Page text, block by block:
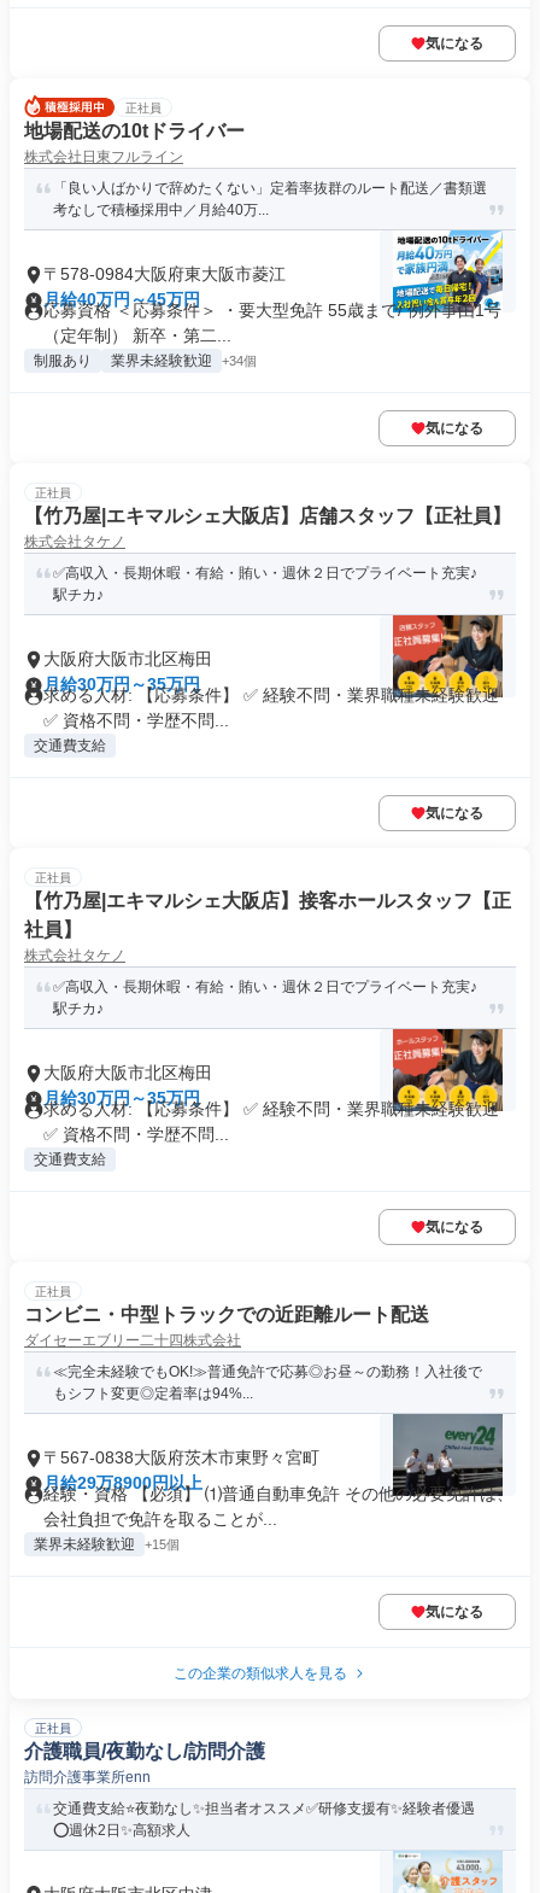
気になる
正社員
地場配送の10tドライバー
株式会社日東フルライン
「良い人ばかりで辞めたくない」定着率抜群のルート配送／書類選
考なしで積極採用中／月給40万...
〒578-0984大阪府東大阪市菱江
月給40万円～45万円
応募資格 ＜応募条件＞ ・要大型免許 55歳まで/ 例外事由1号
（定年制） 新卒・第二...
制服あり 業界未経験歓迎 +34個
気になる
正社員
【竹乃屋|エキマルシェ大阪店】店舗スタッフ【正社員】
株式会社タケノ
✅高収入・長期休暇・有給・賄い・週休２日でプライベート充実♪
駅チカ♪
大阪府大阪市北区梅田
月給30万円～35万円
求める人材: 【応募条件】 ✅ 経験不問・業界職種未経験歓迎
✅ 資格不問・学歴不問...
交通費支給
気になる
正社員
【竹乃屋|エキマルシェ大阪店】接客ホールスタッフ【正
社員】
株式会社タケノ
✅高収入・長期休暇・有給・賄い・週休２日でプライベート充実♪
駅チカ♪
大阪府大阪市北区梅田
月給30万円～35万円
求める人材: 【応募条件】 ✅ 経験不問・業界職種未経験歓迎
✅ 資格不問・学歴不問...
交通費支給
気になる
正社員
コンビニ・中型トラックでの近距離ルート配送
ダイセーエブリー二十四株式会社
≪完全未経験でもOK!≫普通免許で応募◎お昼～の勤務！入社後で
もシフト変更◎定着率は94%...
〒567-0838大阪府茨木市東野々宮町
月給29万8900円以上
経験・資格 【必須】 ⑴普通自動車免許 その他の必要免許は、
会社負担で免許を取ることが...
業界未経験歓迎 +15個
気になる
この企業の類似求人を見る
正社員
介護職員/夜勤なし/訪問介護
訪問介護事業所enn
交通費支給⭐️夜勤なし✨担当者オススメ✅️研修支援有✨経験者優遇
⭕️週休2日✨高額求人